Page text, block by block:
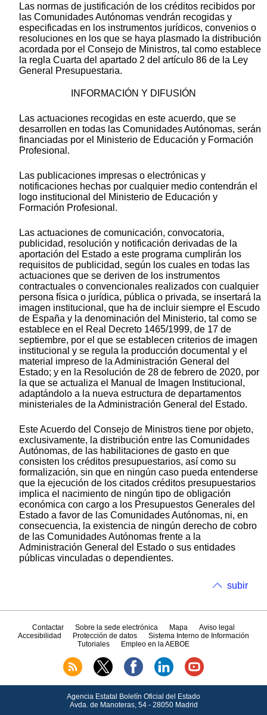
Las normas de justificación de los créditos recibidos por
las Comunidades Autónomas vendrán recogidas y
especificadas en los instrumentos jurídicos, convenios o
resoluciones en los que se haya plasmado la distribución
acordada por el Consejo de Ministros, tal como establece
la regla Cuarta del apartado 2 del artículo 86 de la Ley
General Presupuestaria.
INFORMACIÓN Y DIFUSIÓN
Las actuaciones recogidas en este acuerdo, que se
desarrollen en todas las Comunidades Autónomas, serán
financiadas por el Ministerio de Educación y Formación
Profesional.
Las publicaciones impresas o electrónicas y
notificaciones hechas por cualquier medio contendrán el
logo institucional del Ministerio de Educación y
Formación Profesional.
Las actuaciones de comunicación, convocatoria,
publicidad, resolución y notificación derivadas de la
aportación del Estado a este programa cumplirán los
requisitos de publicidad, según los cuales en todas las
actuaciones que se deriven de los instrumentos
contractuales o convencionales realizados con cualquier
persona física o jurídica, pública o privada, se insertará la
imagen institucional, que ha de incluir siempre el Escudo
de España y la denominación del Ministerio, tal como se
establece en el Real Decreto 1465/1999, de 17 de
septiembre, por el que se establecen criterios de imagen
institucional y se regula la producción documental y el
material impreso de la Administración General del
Estado; y en la Resolución de 28 de febrero de 2020, por
la que se actualiza el Manual de Imagen Institucional,
adaptándolo a la nueva estructura de departamentos
ministeriales de la Administración General del Estado.
Este Acuerdo del Consejo de Ministros tiene por objeto,
exclusivamente, la distribución entre las Comunidades
Autónomas, de las habilitaciones de gasto en que
consisten los créditos presupuestarios, así como su
formalización, sin que en ningún caso pueda entenderse
que la ejecución de los citados créditos presupuestarios
implica el nacimiento de ningún tipo de obligación
económica con cargo a los Presupuestos Generales del
Estado a favor de las Comunidades Autónomas, ni, en
consecuencia, la existencia de ningún derecho de cobro
de las Comunidades Autónomas frente a la
Administración General del Estado o sus entidades
públicas vinculadas o dependientes.
subir
Contactar Sobre la sede electrónica Mapa
Aviso legal
Accesibilidad
Protección de datos
Sistema Interno de Información
Tutoriales
Empleo en la AEBOE
Agencia Estatal Boletín Oficial del Estado
Avda. de Manoteras, 54 - 28050 Madrid